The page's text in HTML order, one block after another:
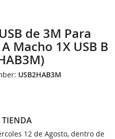
de 3M Para
Macho 1X USB B
USB2HAB3M
TIENDA
12 de Agosto, dentro de